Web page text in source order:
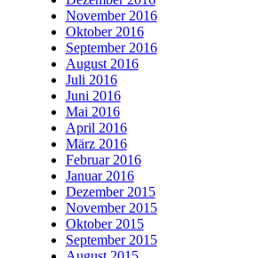
November 2016
Oktober 2016
September 2016
August 2016
Juli 2016
Juni 2016
Mai 2016
April 2016
März 2016
Februar 2016
Januar 2016
Dezember 2015
November 2015
Oktober 2015
September 2015